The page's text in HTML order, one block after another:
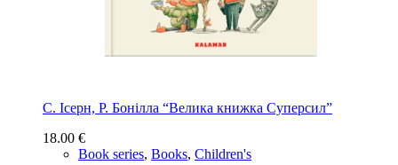
С. Ісерн, Р. Бонiлла “Велика книжка Суперсил”
18.00 €
Book series, Books, Children's